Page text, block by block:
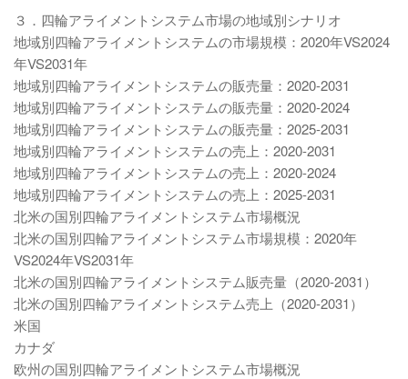
３．四輪アライメントシステム市場の地域別シナリオ
地域別四輪アライメントシステムの市場規模：2020年VS2024
年VS2031年
地域別四輪アライメントシステムの販売量：2020-2031
地域別四輪アライメントシステムの販売量：2020-2024
地域別四輪アライメントシステムの販売量：2025-2031
地域別四輪アライメントシステムの売上：2020-2031
地域別四輪アライメントシステムの売上：2020-2024
地域別四輪アライメントシステムの売上：2025-2031
北米の国別四輪アライメントシステム市場概況
北米の国別四輪アライメントシステム市場規模：2020年
VS2024年VS2031年
北米の国別四輪アライメントシステム販売量（2020-2031）
北米の国別四輪アライメントシステム売上（2020-2031）
米国
カナダ
欧州の国別四輪アライメントシステム市場概況